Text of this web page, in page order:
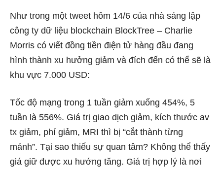
Như trong một tweet hôm 14/6 của nhà sáng lập
công ty dữ liệu blockchain BlockTree – Charlie
Morris có viết đồng tiền điện tử hàng đầu đang
hình thành xu hưởng giảm và đích đến có thể sẽ là
khu vực 7.000 USD:
Tốc độ mạng trong 1 tuần giảm xuống 454%, 5
tuần là 556%. Giá trị giao dịch giảm, kích thước av
tx giảm, phí giảm, MRI thì bị “cắt thành từng
mảnh”. Tại sao thiếu sự quan tâm? Không thể thấy
giá giữ được xu hướng tăng. Giá trị hợp lý là nơi